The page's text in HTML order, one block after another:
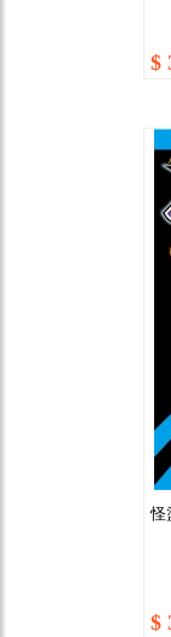
$
怪
$